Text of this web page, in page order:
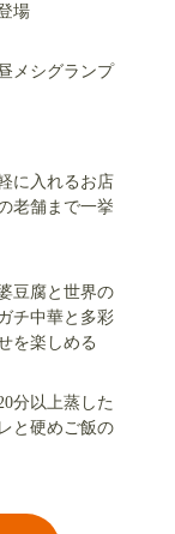
場
メシグランプ
に入れるお店
老舗まで一挙
豆腐と世界の
チ中華と多彩
を楽しめる
分以上蒸した
と硬めご飯の